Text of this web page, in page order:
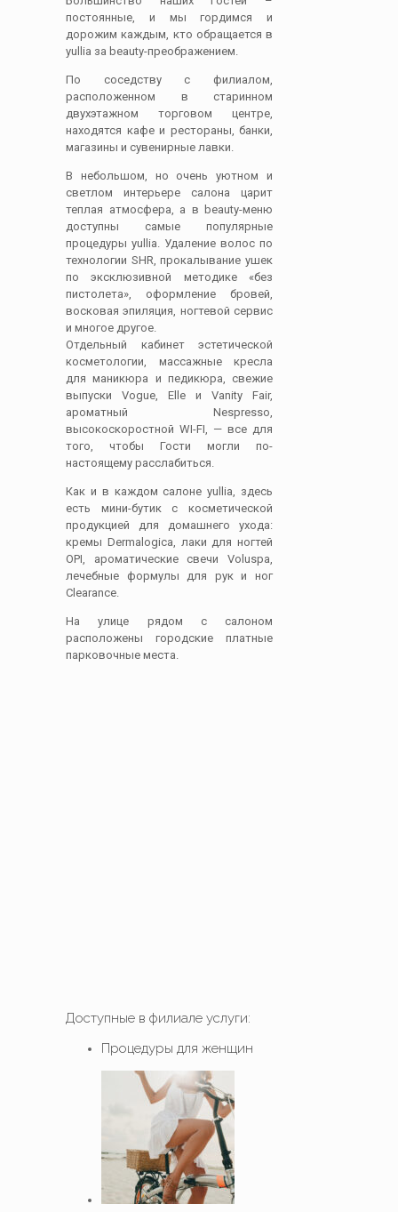
постоянные, и мы гордимся и
дорожим каждым, кто обращается в
yullia за beauty-преображением.
По соседству с филиалом,
расположенном в старинном
двухэтажном торговом центре,
находятся кафе и рестораны, банки,
магазины и сувенирные лавки.
В небольшом, но очень уютном и
светлом интерьере салона царит
теплая атмосфера, а в beauty-меню
доступны самые популярные
процедуры yullia. Удаление волос по
технологии SHR, прокалывание ушек
по эксклюзивной методике «без
пистолета», оформление бровей,
восковая эпиляция, ногтевой сервис
и многое другое.
Отдельный кабинет эстетической
косметологии, массажные кресла
для маникюра и педикюра, свежие
выпуски Vogue, Elle и Vanity Fair,
ароматный Nespresso,
высокоскоростной WI-FI, — все для
того, чтобы Гости могли по-
настоящему расслабиться.
Как и в каждом салоне yullia, здесь
есть мини-бутик с косметической
продукцией для домашнего ухода:
кремы Dermalogica, лаки для ногтей
OPI, ароматические свечи Voluspa,
лечебные формулы для рук и ног
Clearance.
На улице рядом с салоном
расположены городские платные
парковочные места.
Доступные в филиале услуги:
Процедуры для женщин